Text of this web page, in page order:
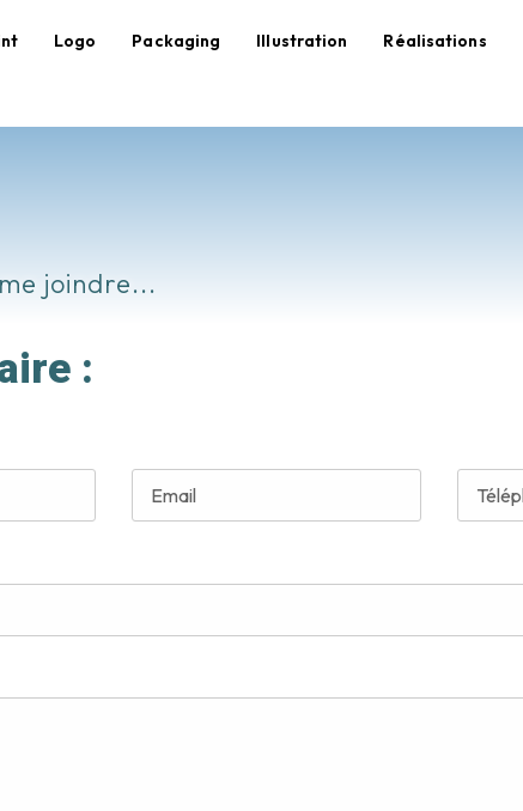
Logo Packaging Illustration Réalisations
joindre...
: